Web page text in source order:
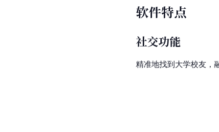
软件特点
社交功能
精准地找到大学校友，